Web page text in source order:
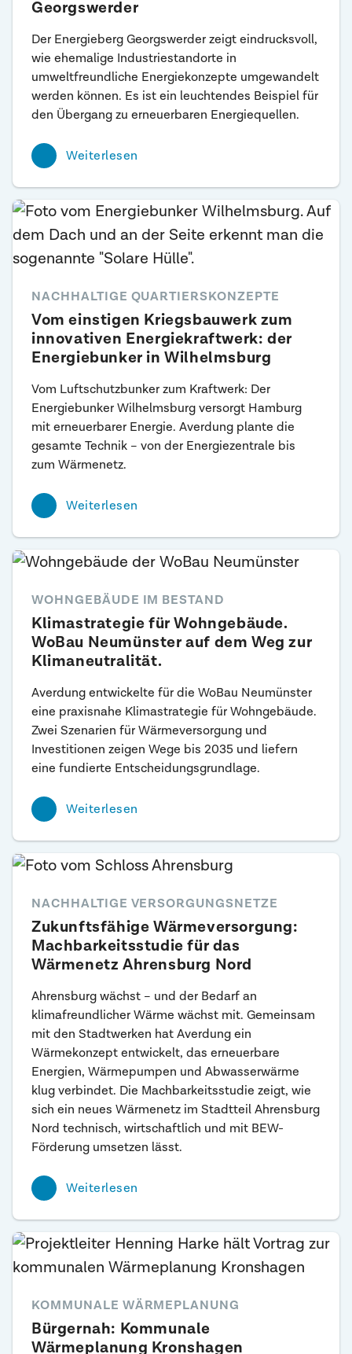
Georgswerder
Der Energieberg Georgswerder zeigt eindrucksvoll,
wie ehemalige Industriestandorte in
umweltfreundliche Energiekonzepte umgewandelt
werden können. Es ist ein leuchtendes Beispiel für
den Übergang zu erneuerbaren Energiequellen.
Weiterlesen
NACHHALTIGE QUARTIERSKONZEPTE
Vom einstigen Kriegsbauwerk zum
innovativen Energiekraftwerk: der
Energiebunker in Wilhelmsburg
Vom Luftschutzbunker zum Kraftwerk: Der
Energiebunker Wilhelmsburg versorgt Hamburg
mit erneuerbarer Energie. Averdung plante die
gesamte Technik – von der Energiezentrale bis
zum Wärmenetz.
Weiterlesen
WOHNGEBÄUDE IM BESTAND
Klimastrategie für Wohngebäude.
WoBau Neumünster auf dem Weg zur
Klimaneutralität.
Averdung entwickelte für die WoBau Neumünster
eine praxisnahe Klimastrategie für Wohngebäude.
Zwei Szenarien für Wärmeversorgung und
Investitionen zeigen Wege bis 2035 und liefern
eine fundierte Entscheidungsgrundlage.
Weiterlesen
NACHHALTIGE VERSORGUNGSNETZE
Zukunftsfähige Wärmeversorgung:
Machbarkeitsstudie für das
Wärmenetz Ahrensburg Nord
Ahrensburg wächst – und der Bedarf an
klimafreundlicher Wärme wächst mit. Gemeinsam
mit den Stadtwerken hat Averdung ein
Wärmekonzept entwickelt, das erneuerbare
Energien, Wärmepumpen und Abwasserwärme
klug verbindet. Die Machbarkeitsstudie zeigt, wie
sich ein neues Wärmenetz im Stadtteil Ahrensburg
Nord technisch, wirtschaftlich und mit BEW-
Förderung umsetzen lässt.
Weiterlesen
KOMMUNALE WÄRMEPLANUNG
Bürgernah: Kommunale
Wärmeplanung Kronshagen